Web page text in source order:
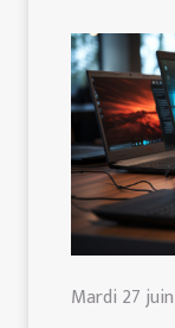
Mardi 27